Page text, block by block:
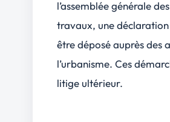
l’assemblée générale
travaux, une
être déposé auprès des
l’urbanisme. Ces
litige ultérieur.